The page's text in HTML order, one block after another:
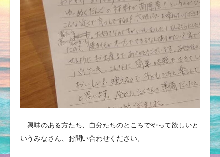
興味のある方たち、自分たちのところでやって欲しいと
いうみなさん、お問い合わせください。